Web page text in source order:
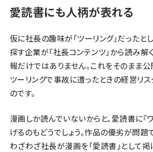
愛読書にも人柄が表れる
仮に社長の趣味が「ツーリング」だったと
探す企業が「社長コンテンツ」から読み解
報だけではありません。これをそのまま公
ツーリングで事故に遭ったときの経営リ
のです。
漫画しか読んでいないからと、愛読書に『
げるのもどうでしょう。作品の優劣が問題
わざわざ社長が漫画を「愛読書」として掲